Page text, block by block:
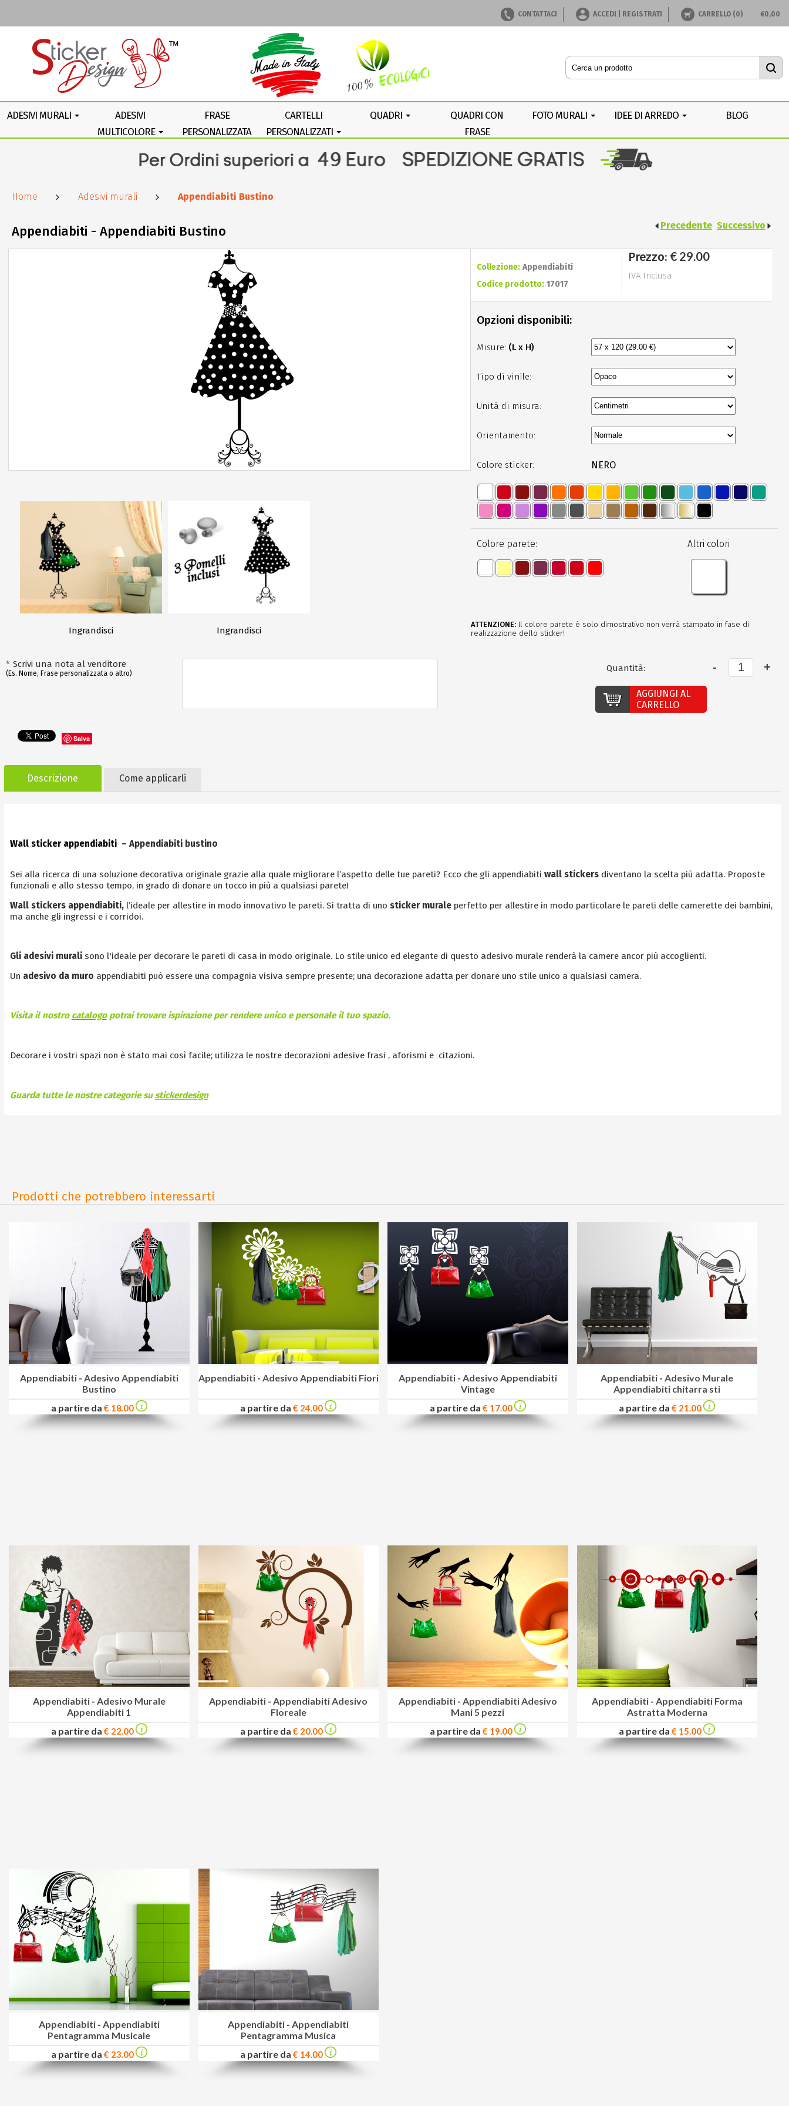
Home Adesivi murali Appendiabiti Bustino
Appendiabiti - Appendiabiti Bustino Precedente Successivo
Ingrandisci Ingrandisci
Collezione: Appendiabiti
Codice prodotto: 17017
Prezzo: € 29.00
IVA Inclusa
Opzioni disponibili:
Misure: (L x H)
Tipo di vinile:
Unità di misura:
Orientamento:
Colore sticker: NERO
Colore parete: Altri colori
ATTENZIONE: Il colore parete è solo dimostrativo non verrà stampato in fase di
realizzazione dello sticker!
* Scrivi una nota al venditore
(Es. Nome, Frase personalizzata o altro) Quantità:
Salva
AGGIUNGI AL
CARRELLO
Descrizione Come applicarli
Wall sticker appendiabiti – Appendiabiti bustino
Sei alla ricerca di una soluzione decorativa originale grazie alla quale migliorare l’aspetto delle tue pareti? Ecco che gli appendiabiti wall stickersdiventano la scelta più adatta. Proposte
funzionali e allo stesso tempo, in grado di donare un tocco in più a qualsiasi parete!
Wall stickers appendiabiti, l’ideale per allestire in modo innovativo le pareti. Si tratta di uno sticker muraleperfetto per allestire in modo particolare le pareti delle camerette dei bambini,
ma anche gli ingressi e i corridoi.
Gli adesivi muralisono l'ideale per decorare le pareti di casa in modo originale. Lo stile unico ed elegante di questo adesivo murale renderà la camere ancor più accoglienti.
Un adesivo da muro appendiabiti può essere una compagnia visiva sempre presente; una decorazione adatta per donare uno stile unico a qualsiasi camera.
Visita il nostro catalogopotrai trovare ispirazione per rendere unico e personale il tuo spazio.
Decorare i vostri spazi non è stato mai così facile; utilizza le nostre decorazioni adesive frasi , aforismi e citazioni.
Guarda tutte le nostre categorie sustickerdesign
Prodotti che potrebbero interessarti
Appendiabiti - Adesivo Appendiabiti
Bustino
a partire da € 18.00
Appendiabiti - Adesivo Appendiabiti Fiori
a partire da€ 24.00
Appendiabiti - Adesivo Appendiabiti
Vintage
a partire da € 17.00
Appendiabiti -Adesivo Murale
Appendiabiti chitarra sti
a partire da€ 21.00
Appendiabiti - Adesivo Murale
Appendiabiti 1
a partire da € 22.00
Appendiabiti -Appendiabiti Adesivo
Floreale
a partire da€ 20.00
Appendiabiti - Appendiabiti Adesivo
Mani 5 pezzi
a partire da € 19.00
Appendiabiti - Appendiabiti Forma
Astratta Moderna
a partire da€ 15.00
Appendiabiti - Appendiabiti
Pentagramma Musicale
a partire da € 23.00
Appendiabiti -Appendiabiti
Pentagramma Musica
a partire da€ 14.00
CONTATTACI ACCEDI | REGISTRATI CARRELLO (0) €0,00
ADESIVI MURALI
ADESIVI
MULTICOLORE
FRASE
PERSONALIZZATA
CARTELLI
PERSONALIZZATI
QUADRI
QUADRI CON
FRASE
FOTO MURALI IDEE DI ARREDO BLOG